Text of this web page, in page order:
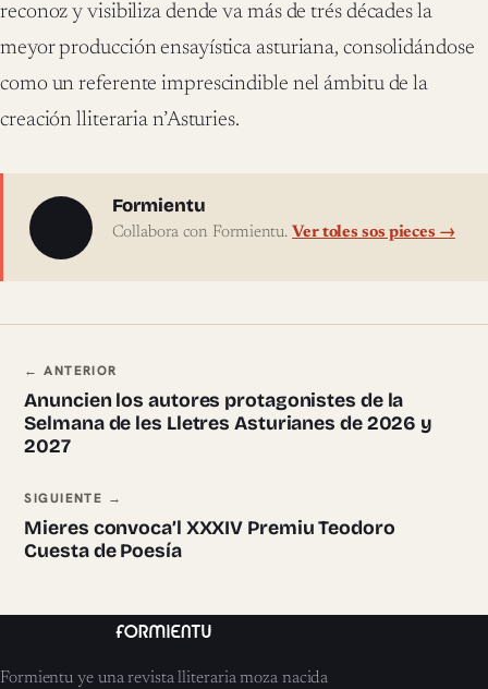
reconoz y visibiliza dende va más de trés décades la
meyor producción ensayística asturiana, consolidándose
como un referente imprescindible nel ámbitu de la
creación lliteraria n’Asturies.
Sobre l'autor
Formientu
Collabora con Formientu. Ver toles sos pieces →
Navegación ente pieces
← ANTERIOR
Anuncien los autores protagonistes de la
Selmana de les Lletres Asturianes de 2026 y
2027
SIGUIENTE →
Mieres convoca’l XXXIV Premiu Teodoro
Cuesta de Poesía
Formientu ye una revista lliteraria moza nacida